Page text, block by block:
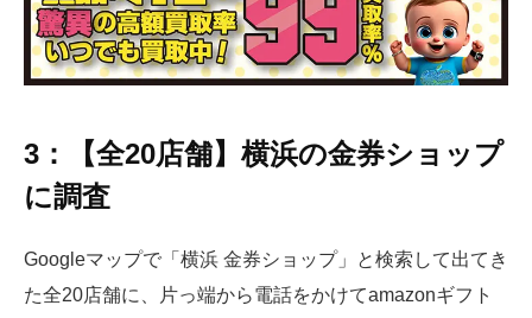
3：【全20店舗】横浜の金券ショップ
に調査
Googleマップで「横浜 金券ショップ」と検索して出てき
た全20店舗に、片っ端から電話をかけてamazonギフト